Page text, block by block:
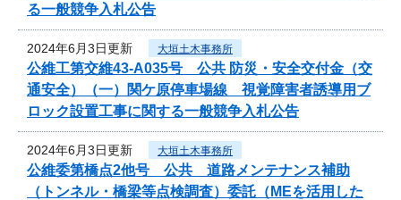
る一般競争入札公告
2024年6月3日更新 大垣土木事務所
公維工第交維43-A035号 公共 防災・安全交付金（交
通安全）（一）関ケ原停車場線 視覚障害者誘導用ブ
ロック設置工事に関する一般競争入札公告
2024年6月3日更新 大垣土木事務所
公維委第橋点2他号 公共 道路メンテナンス補助
（トンネル・橋梁等点検調査）委託（MEを活用した